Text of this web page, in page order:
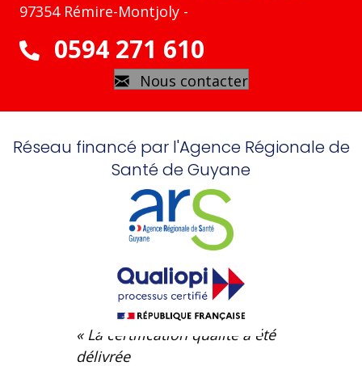
97354 Rémire-Montjoly -
0594 271 610
Nous contacter
Réseau financé par l'Agence Régionale de
Santé de Guyane
« La certification qualité a été
délivrée